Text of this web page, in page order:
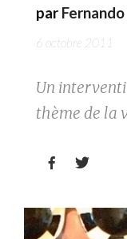
par
6 octobre 2011
Un
thème de la
 